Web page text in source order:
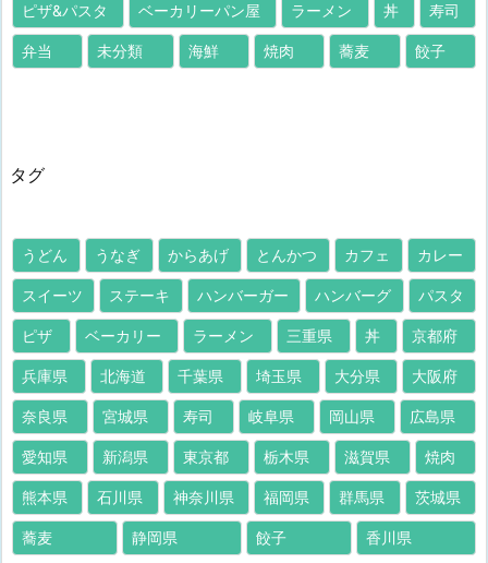
ピザ&パスタ ベーカリーパン屋 ラーメン 丼 寿司
弁当 未分類 海鮮 焼肉 蕎麦 餃子
タグ
うどん うなぎ からあげ とんかつ カフェ カレー
スイーツ ステーキ ハンバーガー ハンバーグ パスタ
ピザ ベーカリー ラーメン 三重県 丼 京都府
兵庫県 北海道 千葉県 埼玉県 大分県 大阪府
奈良県 宮城県 寿司 岐阜県 岡山県 広島県
愛知県 新潟県 東京都 栃木県 滋賀県 焼肉
熊本県 石川県 神奈川県 福岡県 群馬県 茨城県
蕎麦 静岡県 餃子 香川県